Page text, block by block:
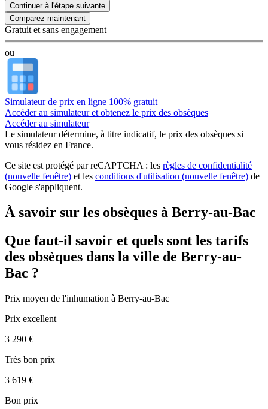
Continuer à l'étape suivante
Gratuit et sans engagement
ou
Simulateur de prix en ligne 100% gratuit
Accéder au simulateur et obtenez le prix des obsèques
Accéder au simulateur
Le simulateurdétermine, à titre indicatif, le prix des obsèques si
vous résidez en France.
Ce site est protégé par reCAPTCHA : les règles de confidentialité
(nouvelle fenêtre) et les conditions d'utilisation (nouvelle fenêtre) de
Google s'appliquent.
À savoir sur les obsèques à Berry-au-Bac
Que faut-il savoir et quels sont les tarifs
des obsèques dans la ville de Berry-au-
Bac ?
Prix moyen de l'inhumation à Berry-au-Bac
Prix excellent
3 290 €
Très bon prix
3 619 €
Bon prix